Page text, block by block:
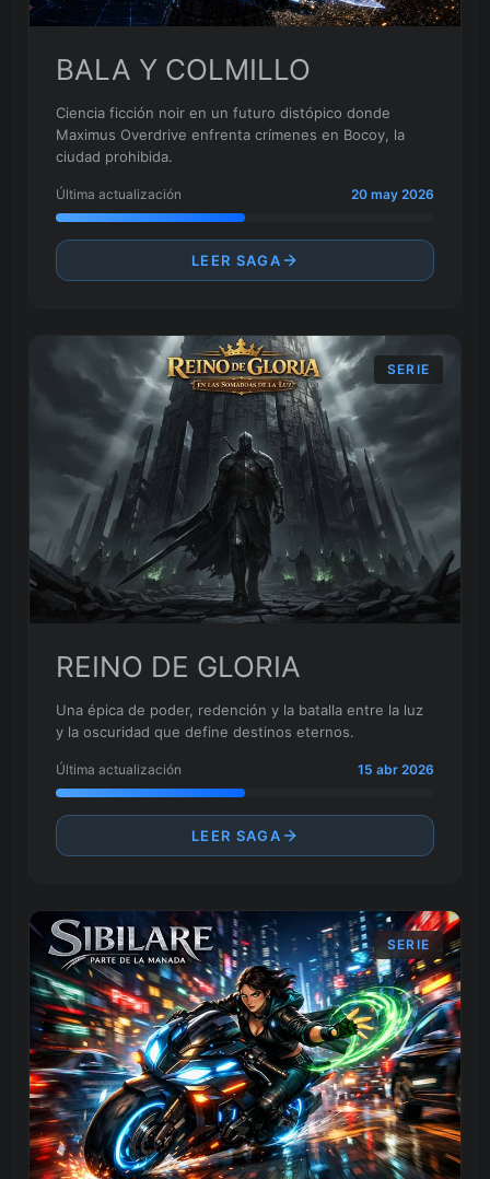
BALA Y COLMILLO
Ciencia ficción noir en un futuro distópico donde
Maximus Overdrive enfrenta crímenes en Bocoy, la
ciudad prohibida.
Última actualización 20 may 2026
LEER SAGA
SERIE
REINO DE GLORIA
Una épica de poder, redención y la batalla entre la luz
y la oscuridad que define destinos eternos.
Última actualización 15 abr 2026
LEER SAGA
SERIE